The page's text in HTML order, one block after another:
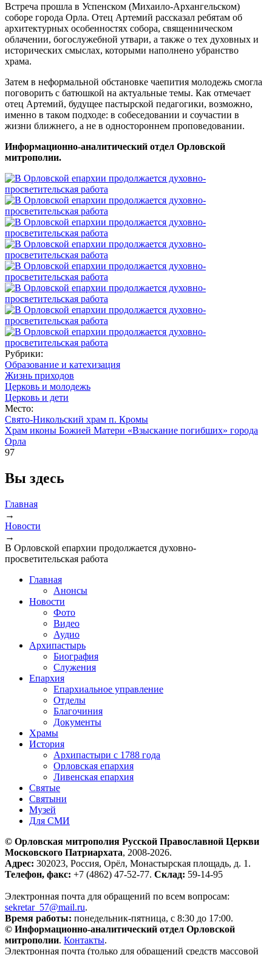
Встреча прошла в Успенском (Михаило-Архангельском)
соборе города Орла. Отец Артемий рассказал ребятам об
архитектурных особенностях собора, священническом
облачении, богослужебной утвари, а также о тех духовных и
исторических смыслах, которыми наполнено убранство
храма.
Затем в неформальной обстановке чаепития молодежь смогла
поговорить с батюшкой на актуальные темы. Как отмечает
отец Артемий, будущее пастырской педагогики, возможно,
именно в таком подходе: в собеседовании и соучастии в
жизни ближнего, а не в одностороннем проповедовании.
Информационно-аналитический отдел Орловской
митрополии.
Рубрики:
Образование и катехизация
Жизнь приходов
Церковь и молодежь
Церковь и дети
Место:
Свято-Никольский храм п. Кромы
Храм иконы Божией Матери «Взыскание погибших» города
Орла
97
Вы здесь
Главная
→
Новости
→
В Орловской епархии продолжается духовно-
просветительская работа
Главная
Анонсы
Новости
Фото
Видео
Аудио
Архипастырь
Биография
Служения
Епархия
Епархиальное управление
Отделы
Благочиния
Документы
Храмы
История
Архипастыри с 1788 года
Орловская епархия
Ливенская епархия
Святые
Святыни
Музей
Для СМИ
© Орловская митрополия Русской Православной Церкви
Московского Патриархата, 2008-2026.
Адрес: 302023, Россия, Орёл, Монастырская площадь, д. 1.
Телефон, факс: +7 (4862) 47-52-77. Склад: 59-14-95
Электронная почта для обращений по всем вопросам:
sekretar_57@mail.ru.
Время работы: понедельник-пятница, с 8:30 до 17:00.
© Информационно-аналитический отдел Орловской
митрополии. Контакты.
Электронная почта (только для обращений средств массовой